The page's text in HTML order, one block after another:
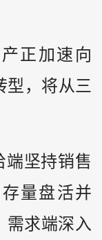
正加速向
型，将从三
坚持销售
量盘活并
需求端深入